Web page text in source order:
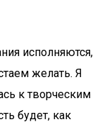
исполняются,
желать. Я
к творческим
будет, как